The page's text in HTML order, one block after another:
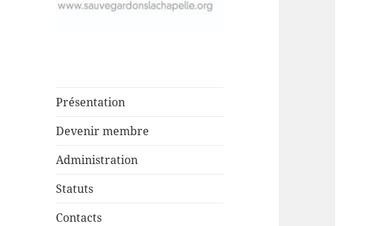
site de la
Chapelle
Présentation
Devenir membre
Administration
Statuts
Contacts